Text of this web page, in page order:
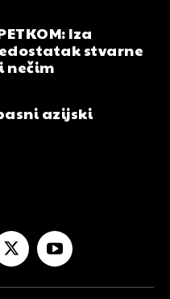
Iza
stvarne
nečim
azijski